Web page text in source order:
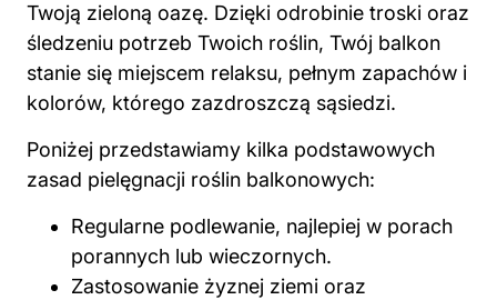
Twoją zieloną oazę. Dzięki odrobinie troski oraz
śledzeniu potrzeb Twoich roślin, Twój balkon
stanie się miejscem relaksu, pełnym zapachów i
kolorów, którego zazdroszczą sąsiedzi.
Poniżej przedstawiamy kilka podstawowych
zasad pielęgnacji roślin balkonowych:
Regularne podlewanie, najlepiej w porach
porannych lub wieczornych.
Zastosowanie żyznej ziemi oraz